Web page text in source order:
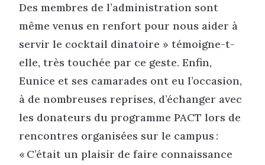
Des membres de l’administration sont
même venus en renfort pour nous aider à
servir le cocktail dinatoire » témoigne-t-
elle, très touchée par ce geste. Enfin,
Eunice et ses camarades ont eu l’occasion,
à de nombreuses reprises, d’échanger avec
les donateurs du programme PACT lors de
rencontres organisées sur le campus :
« C’était un plaisir de faire connaissance